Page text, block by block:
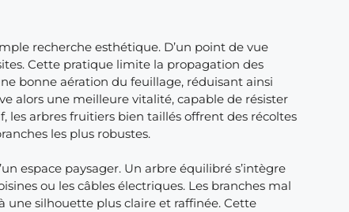
recherche esthétique. D’un point de vue
Cette pratique limite la propagation des
bonne aération du feuillage, réduisant ainsi
alors une meilleure vitalité, capable de résister
les arbres fruitiers bien taillés offrent des récoltes
les plus robustes.
espace paysager. Un arbre équilibré s’intègre
ou les câbles électriques. Les branches mal
une silhouette plus claire et raffinée. Cette